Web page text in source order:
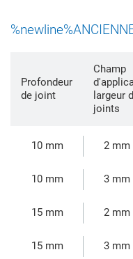
Profondeur
de joint
Champ
largeur
joints
10 mm 2 mm
10 mm 3 mm
15 mm 2 mm
15 mm 3 mm